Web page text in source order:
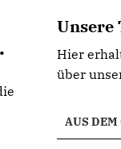
Unsere
Hier
über
AUS